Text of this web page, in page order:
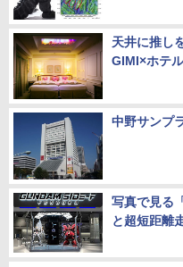
天井に推し
GIMI×ホテ
中野サンプ
写真で見る
と超短距離